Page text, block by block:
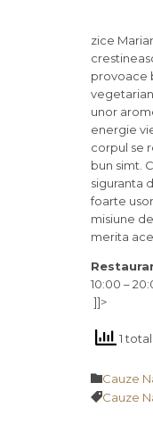
zice
provoace
unor
energie
corpul se
bun simt.
siguranta
foarte
misiune
merita
10:00 –
]]>
1
Cauze
Tags
Cauze